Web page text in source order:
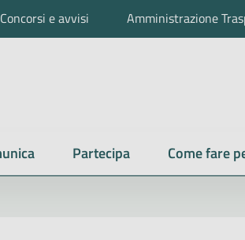
Concorsi e avvisi Amministrazione
Partecipa Come fare